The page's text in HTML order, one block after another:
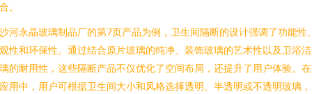
。
河永晶玻璃制品厂的第7页产品为例，卫生间隔断的设计强调了功能性
性和环保性。通过结合原片玻璃的纯净、装饰玻璃的艺术性以及卫浴
的耐用性，这些隔断产品不仅优化了空间布局，还提升了用户体验。
用中，用户可根据卫生间大小和风格选择透明、半透明或不透明玻璃